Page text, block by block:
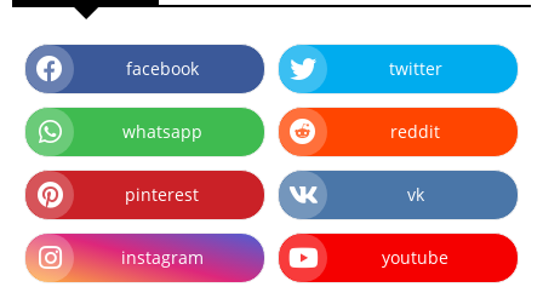
facebook twitter
whatsapp reddit
pinterest vk
instagram youtube